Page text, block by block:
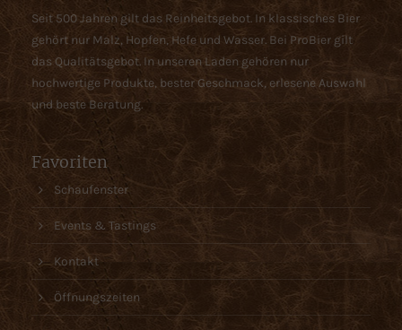
Seit 500 Jahren gilt das Reinheitsgebot. In klassisches Bier
gehört nur Malz, Hopfen, Hefe und Wasser. Bei ProBier gilt
das Qualitätsgebot. In unseren Laden gehören nur
hochwertige Produkte, bester Geschmack, erlesene Auswahl
und beste Beratung.
Favoriten
Schaufenster
Events & Tastings
Kontakt
Öffnungszeiten